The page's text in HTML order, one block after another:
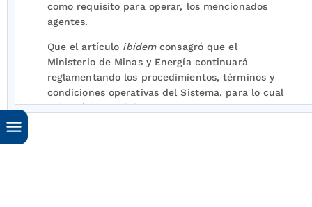
como requisito para operar, los mencionados
agentes.
Que el artículo ibídemconsagró que el
Ministerio de Minas y Energía continuará
reglamentando los procedimientos, términos y
condiciones operativas del Sistema, para lo cual
aplicará las medidas necesarias para su